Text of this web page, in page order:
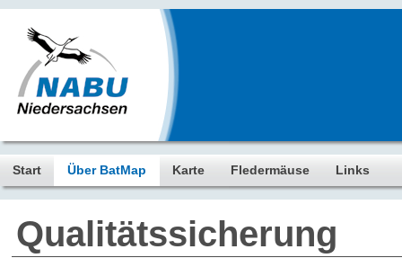
Start Über BatMap Karte Fledermäuse Links
Qualitätssicherung